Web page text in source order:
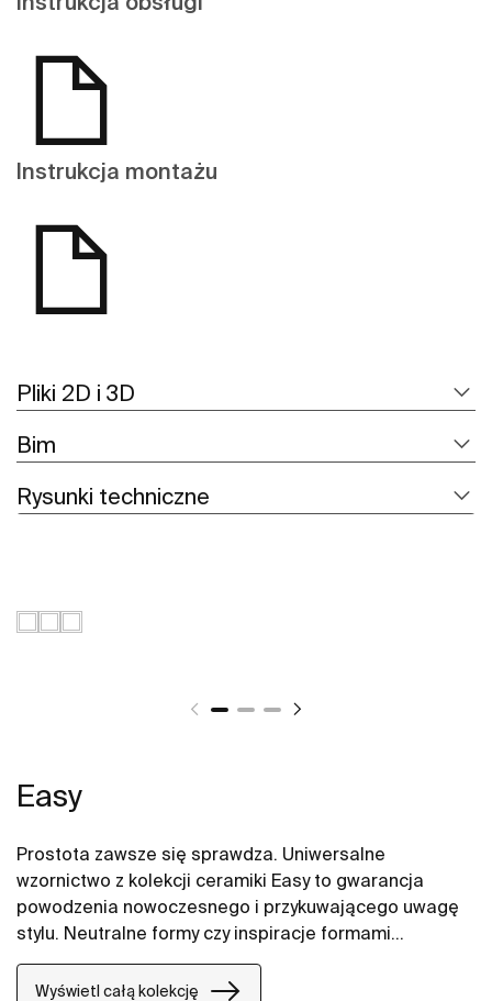
Instrukcja montażu
Pliki 2D i 3D
Bim
Rysunki techniczne
Easy
Prostota zawsze się sprawdza. Uniwersalne
wzornictwo z kolekcji ceramiki Easy to gwarancja
powodzenia nowoczesnego i przykuwającego uwagę
stylu. Neutralne formy czy inspiracje formami
organicznymi to cechy, które nadają przedmiotom
ponadczasowy wymiar. Wanny akrylowe Easy to
Wyświetl całą kolekcję